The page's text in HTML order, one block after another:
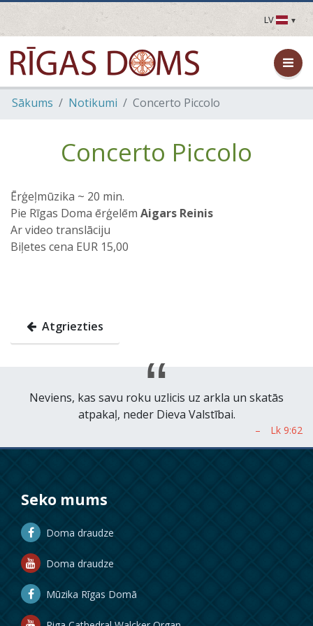
LV
LV
EN
DE
FR
Sākums Notikumi Concerto Piccolo
Concerto Piccolo
Ērģeļmūzika ~ 20 min.
Pie Rīgas Doma ērģelēm Aigars Reinis
Ar video translāciju
Biļetes cena EUR 15,00
Atgriezties
Neviens, kas savu roku uzlicis uz arkla un skatās
atpakaļ, neder Dieva Valstībai.
Seko mums
Doma draudze
Doma draudze
Mūzika Rīgas Domā